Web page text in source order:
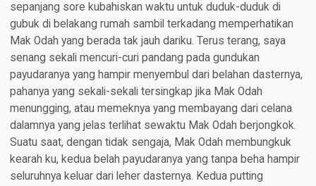
sepanjang sore kubahiskan waktu untuk duduk-duduk di
gubuk di belakang rumah sambil terkadang memperhatikan
Mak Odah yang berada tak jauh dariku. Terus terang, saya
senang sekali mencuri-curi pandang pada gundukan
payudaranya yang hampir menyembul dari belahan dasternya,
pahanya yang sekali-sekali tersingkap jika Mak Odah
menungging, atau memeknya yang membayang dari celana
dalamnya yang jelas terlihat sewaktu Mak Odah berjongkok.
Suatu saat, dengan tidak sengaja, Mak Odah membungkuk
kearah ku, kedua belah payudaranya yang tanpa beha hampir
seluruhnya keluar dari leher dasternya. Kedua putting